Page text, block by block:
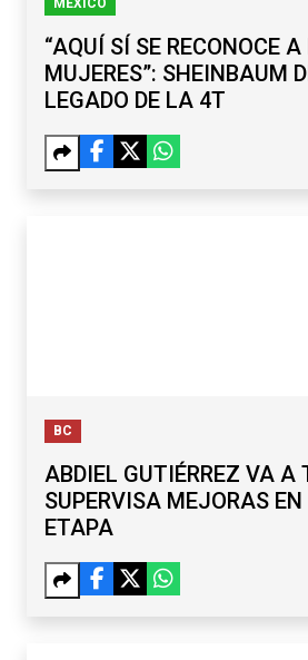
MÉXICO
“AQUÍ SÍ SE RECONOCE
MUJERES”: SHEINBAUM
LEGADO DE LA 4T
BC
ABDIEL GUTIÉRREZ VA A
SUPERVISA MEJORAS
ETAPA